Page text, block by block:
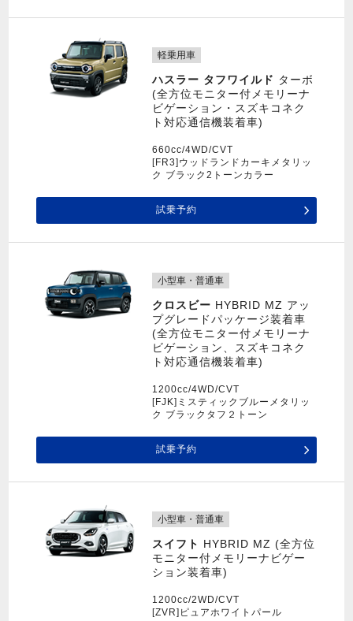
軽乗用車
ハスラー タフワイルド ターボ
(全方位モニター付メモリーナ
ビゲーション・スズキコネク
ト対応通信機装着車)
660cc/4WD/CVT
[FR3]ウッドランドカーキメタリッ
ク ブラック2トーンカラー
試乗予約
小型車・普通車
クロスビー HYBRID MZ アッ
プグレードパッケージ装着車
(全方位モニター付メモリーナ
ビゲーション、スズキコネク
ト対応通信機装着車)
1200cc/4WD/CVT
[FJK]ミスティックブルーメタリッ
ク ブラックタフ２トーン
試乗予約
小型車・普通車
スイフト HYBRID MZ (全方位
モニター付メモリーナビゲー
ション装着車)
1200cc/2WD/CVT
[ZVR]ピュアホワイトパール